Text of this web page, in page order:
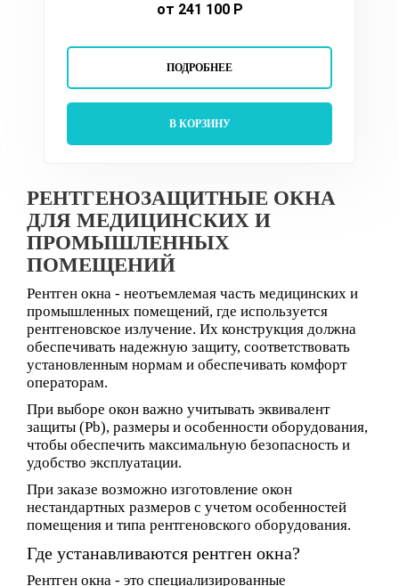
от 241 100 Р
ПОДРОБНЕЕ
В КОРЗИНУ
РЕНТГЕНОЗАЩИТНЫЕ ОКНА
ДЛЯ МЕДИЦИНСКИХ И
ПРОМЫШЛЕННЫХ
ПОМЕЩЕНИЙ
Рентген окна - неотъемлемая часть медицинских и
промышленных помещений, где используется
рентгеновское излучение. Их конструкция должна
обеспечивать надежную защиту, соответствовать
установленным нормам и обеспечивать комфорт
операторам.
При выборе окон важно учитывать эквивалент
защиты (Pb), размеры и особенности оборудования,
чтобы обеспечить максимальную безопасность и
удобство эксплуатации.
При заказе возможно изготовление окон
нестандартных размеров с учетом особенностей
помещения и типа рентгеновского оборудования.
Где устанавливаются рентген окна?
Рентген окна - это специализированные